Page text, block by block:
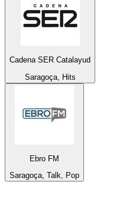
Cadena SER Catalayud
Saragoça, Hits
Ebro FM
Saragoça, Talk, Pop